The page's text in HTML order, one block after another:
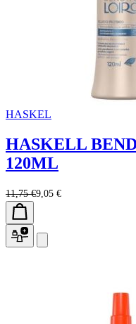
HASKEL
HASKELL
120ML
11,75 €9,05 €